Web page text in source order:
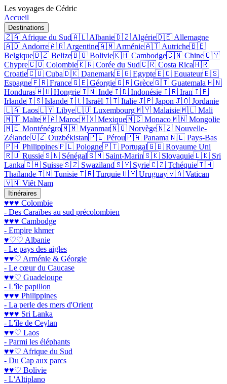
Les voyages de Cédric
Accueil
Destinations
🇿🇦 Afrique du Sud🇦🇱 Albanie🇩🇿 Algérie🇩🇪 Allemagne
🇦🇩 Andorre🇦🇷 Argentine🇦🇲 Arménie🇦🇹 Autriche🇧🇪
Belgique🇧🇿 Belize🇧🇴 Bolivie🇰🇭 Cambodge🇨🇳 Chine🇨🇾
Chypre🇨🇴 Colombie🇰🇷 Corée du Sud🇨🇷 Costa Rica🇭🇷
Croatie🇨🇺 Cuba🇩🇰 Danemark🇪🇬 Egypte🇪🇨 Equateur🇪🇸
Espagne🇫🇷 France🇬🇪 Géorgie🇬🇷 Grèce🇬🇹 Guatemala🇭🇳
Honduras🇭🇺 Hongrie🇮🇳 Inde🇮🇩 Indonésie🇮🇷 Iran🇮🇪
Irlande🇮🇸 Islande🇮🇱 Israël🇮🇹 Italie🇯🇵 Japon🇯🇴 Jordanie
🇱🇦 Laos🇱🇾 Libye🇱🇺 Luxembourg🇲🇾 Malaisie🇲🇱 Mali
🇲🇹 Malte🇲🇦 Maroc🇲🇽 Mexique🇲🇨 Monaco🇲🇳 Mongolie
🇲🇪 Monténégro🇲🇲 Myanmar🇳🇴 Norvège🇳🇿 Nouvelle-
Zélande🇺🇿 Ouzbékistan🇵🇪 Pérou🇵🇦 Panama🇳🇱 Pays-Bas
🇵🇭 Philippines🇵🇱 Pologne🇵🇹 Portugal🇬🇧 Royaume Uni
🇷🇺 Russie🇸🇳 Sénégal🇸🇲 Saint-Marin🇸🇰 Slovaquie🇱🇰 Sri
Lanka🇨🇭 Suisse🇸🇿 Swaziland🇸🇾 Syrie🇨🇿 Tchéquie🇹🇭
Thaïlande🇹🇳 Tunisie🇹🇷 Turquie🇺🇾 Uruguay🇻🇦 Vatican
🇻🇳 Viêt Nam
Itinéraires
♥♥♥ Colombie
- Des Caraïbes au sud précolombien
♥♥♥ Cambodge
- Empire khmer
♥♡♡ Albanie
- Le pays des aigles
♥♥♡ Arménie & Géorgie
- Le cœur du Caucase
♥♥♡ Guadeloupe
- L'île papillon
♥♥♥ Philippines
- La perle des mers d'Orient
♥♥♥ Sri Lanka
- L'île de Ceylan
♥♥♡ Laos
- Parmi les éléphants
♥♥♡ Afrique du Sud
- Du Cap aux parcs
♥♥♡ Bolivie
- L'Altiplano